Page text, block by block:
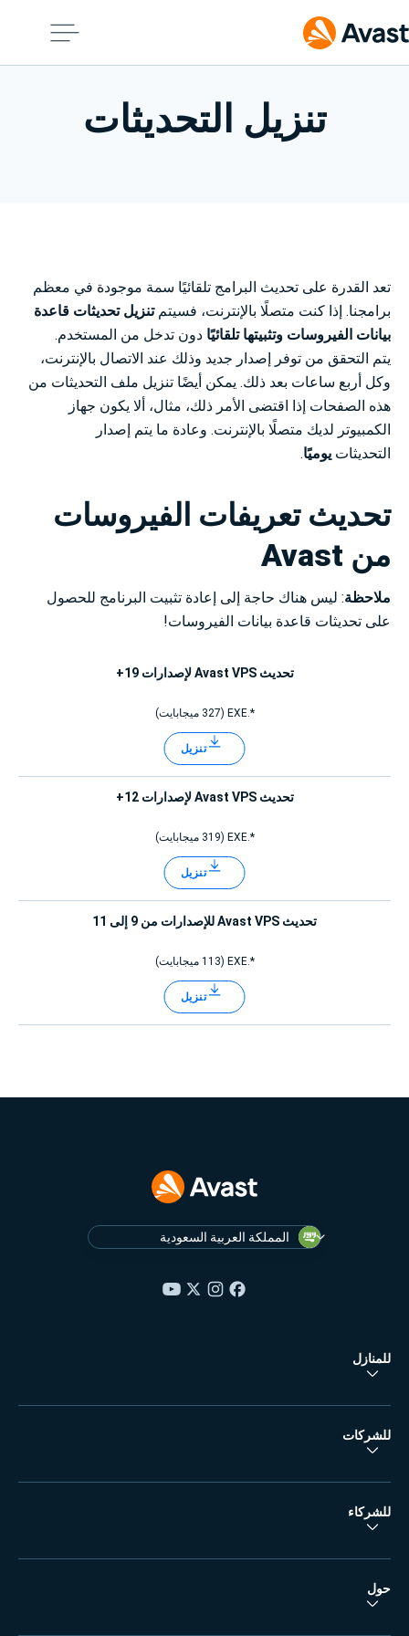
تنزيل التحديثات
تعد القدرة على تحديث البرامج تلقائيًا سمة موجودة في معظم
برامجنا. إذا كنت متصلًا بالإنترنت، فسيتمتنزيل تحديثات قاعدة
بيانات الفيروسات وتثبيتها تلقائيًا دون تدخل من المستخدم.
يتم التحقق من توفر إصدار جديد وذلك عند الاتصال بالإنترنت،
وكل أربع ساعات بعد ذلك. يمكن أيضًا تنزيل ملف التحديثات من
هذه الصفحات إذا اقتضى الأمر ذلك، مثال، ألا يكون جهاز
الكمبيوتر لديك متصلًا بالإنترنت. وعادة ما يتم إصدار
التحديثات يوميًا.
تحديث تعريفات الفيروسات
من Avast
ملاحظة: ليس هناك حاجة إلى إعادة تثبيت البرنامج للحصول
على تحديثات قاعدة بيانات الفيروسات!
تحديث Avast VPS لإصدارات 19+
*.EXE (327 ميجابايت)
تنزيل
تحديث Avast VPS لإصدارات 12+
*.EXE (319 ميجابايت)
تنزيل
تحديث Avast VPS للإصدارات من 9 إلى 11
*.EXE (113 ميجابايت)
تنزيل
المملكة العربية السعودية
للمنازل
للشركات
للشركاء
حول